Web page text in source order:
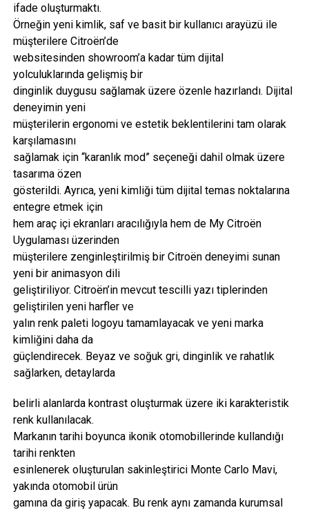
ifade oluşturmaktı.
Örneğin yeni kimlik, saf ve basit bir kullanıcı arayüzü ile
müşterilere Citroën’de
websitesinden showroom’a kadar tüm dijital
yolculuklarında gelişmiş bir
dinginlik duygusu sağlamak üzere özenle hazırlandı. Dijital
deneyimin yeni
müşterilerin ergonomi ve estetik beklentilerini tam olarak
karşılamasını
sağlamak için “karanlık mod” seçeneği dahil olmak üzere
tasarıma özen
gösterildi. Ayrıca, yeni kimliği tüm dijital temas noktalarına
entegre etmek için
hem araç içi ekranları aracılığıyla hem de My Citroën
Uygulaması üzerinden
müşterilere zenginleştirilmiş bir Citroën deneyimi sunan
yeni bir animasyon dili
geliştiriliyor. Citroën’in mevcut tescilli yazı tiplerinden
geliştirilen yeni harfler ve
yalın renk paleti logoyu tamamlayacak ve yeni marka
kimliğini daha da
güçlendirecek. Beyaz ve soğuk gri, dinginlik ve rahatlık
sağlarken, detaylarda
belirli alanlarda kontrast oluşturmak üzere iki karakteristik
renk kullanılacak.
Markanın tarihi boyunca ikonik otomobillerinde kullandığı
tarihi renkten
esinlenerek oluşturulan sakinleştirici Monte Carlo Mavi,
yakında otomobil ürün
gamına da giriş yapacak. Bu renk aynı zamanda kurumsal